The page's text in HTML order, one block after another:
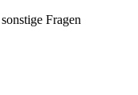
Fragen